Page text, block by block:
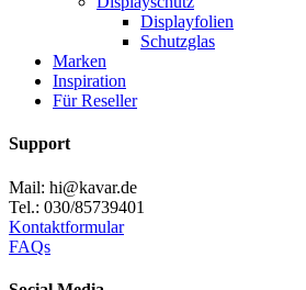
Displayfolien
Schutzglas
Marken
Inspiration
Für Reseller
Support
Mail: hi@kavar.de
Tel.: 030/85739401
Kontaktformular
FAQs